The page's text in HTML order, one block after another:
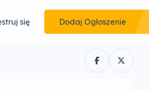
się Dodaj Ogłoszenie